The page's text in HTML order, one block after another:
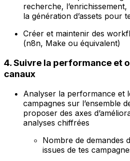
recherche, l’enrichissement,
la génération d’assets pour
Créer et maintenir des
(n8n, Make ou équivalent)
4. Suivre la performance et
canaux
Analyser la performance et
campagnes sur l’ensemble
proposer des axes
analyses chiffrées
Nombre de demandes
issues de tes